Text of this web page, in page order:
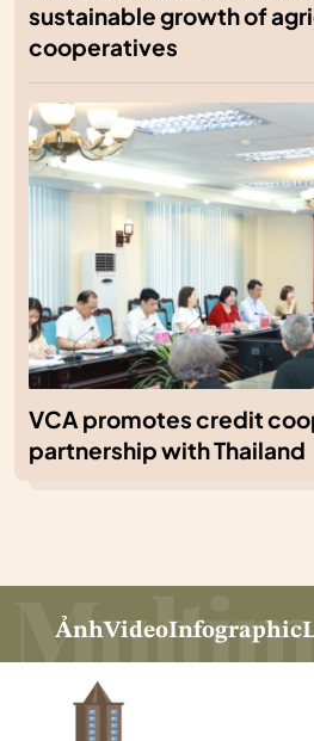
sustainable growth of
cooperatives
VCA promotes credit
partnership with Thailand
ẢnhVideoInfographic